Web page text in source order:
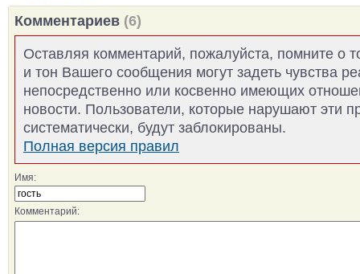
Комментариев (6)
Оставляя комментарий, пожалуйста, помните о
и тон Вашего сообщения могут задеть чувства
непосредственно или косвенно имеющих
новости. Пользователи, которые нарушают эти
систематически, будут заблокированы.
Полная версия правил
Имя:
Комментарий: